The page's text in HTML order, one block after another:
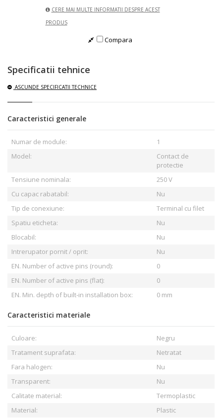
CERE MAI MULTE INFORMATII DESPRE ACEST
PRODUS
Compara
Specificatii tehnice
ASCUNDE SPECIFICATII TECHNICE
Caracteristici generale
Numar de module:
1
Model:
Contact de
protectie
Tensiune nominala:
250 V
Cu capac rabatabil:
Nu
Tip de conexiune:
Terminal cu filet
Spatiu eticheta:
Nu
Blocabil:
Nu
Intrerupator pornit / oprit:
Nu
EN. Number of active pins (round):
0
EN. Number of active pins (flat):
0
EN. Min. depth of built-in installation box:
0 mm
Caracteristici materiale
Culoare:
Negru
Tratament suprafata:
Netratat
Fara halogen:
Nu
Transparent:
Nu
Calitate material:
Termoplastic
Material:
Plastic